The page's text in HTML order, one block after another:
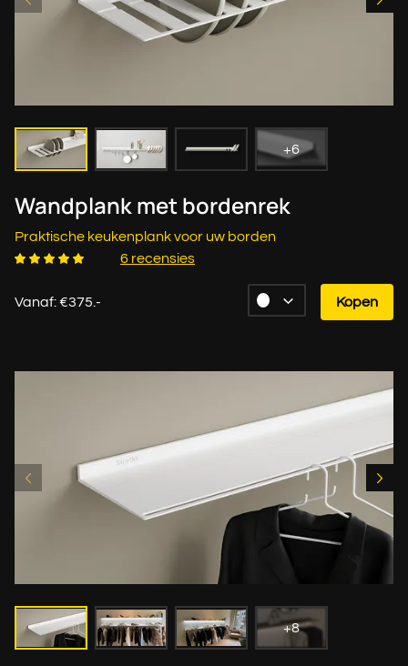
+6
Wandplank met bordenrek
Praktische keukenplank voor uw borden
6 recensies
Vanaf: €375.- Kopen
+8